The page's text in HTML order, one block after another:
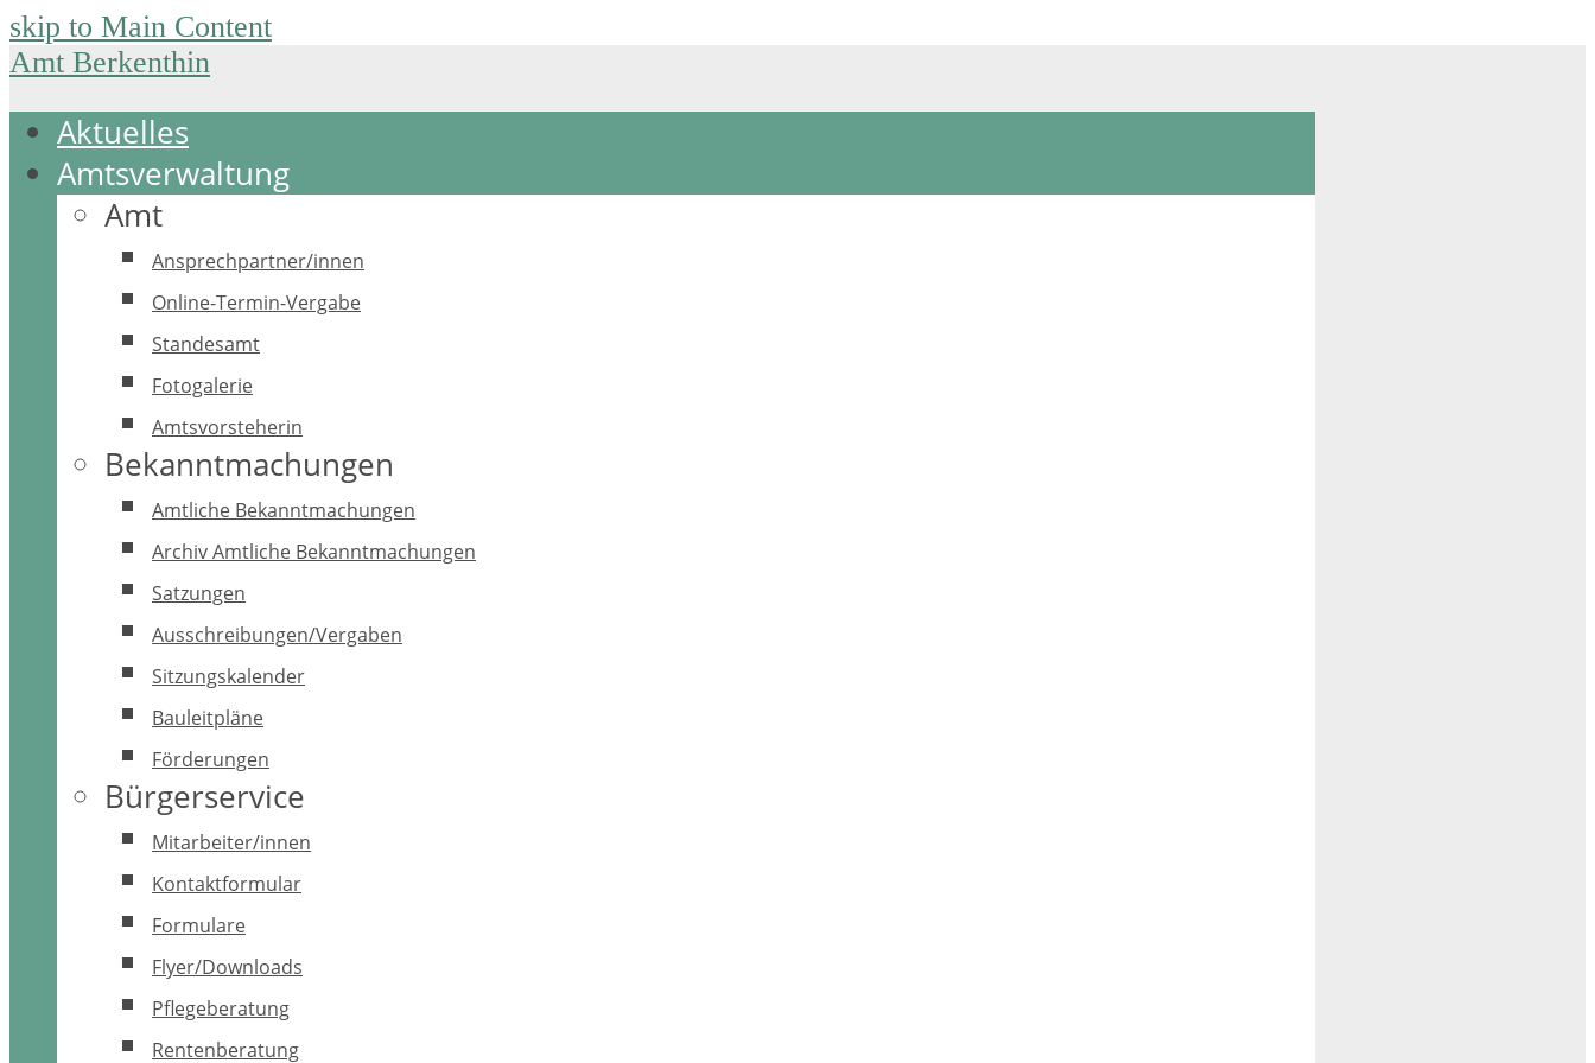
skip to Main Content
Amt Berkenthin
Aktuelles
Amtsverwaltung
Amt
Ansprechpartner/innen
Online-Termin-Vergabe
Standesamt
Fotogalerie
Amtsvorsteherin
Bekanntmachungen
Amtliche Bekanntmachungen
Archiv Amtliche Bekanntmachungen
Satzungen
Ausschreibungen/Vergaben
Sitzungskalender
Bauleitpläne
Förderungen
Bürgerservice
Mitarbeiter/innen
Kontaktformular
Formulare
Flyer/Downloads
Pflegeberatung
Rentenberatung